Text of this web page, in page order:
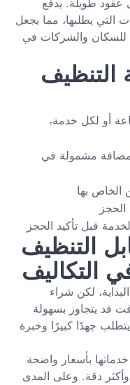
عقود طويلة. يدفع
التي يطلبها، مما يجعل
للسكان والشركات في
التنظيف
أو لكل خدمة،
مشمولة في
الخاص بها
الحجز
قبل تأكيد الحجز
التنظيف
التكاليف
لكن شراء
قد يتجاوز بسهولة
يتطلب جهدًا كبيرًا وخبرة
بأسعار واضحة
دقة. وعلى المدى